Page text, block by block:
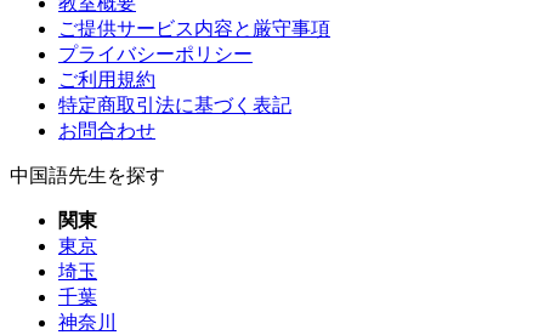
ご提供サービス内容と厳守事項
プライバシーポリシー
ご利用規約
特定商取引法に基づく表記
お問合わせ
中国語先生を探す
関東
東京
埼玉
千葉
神奈川